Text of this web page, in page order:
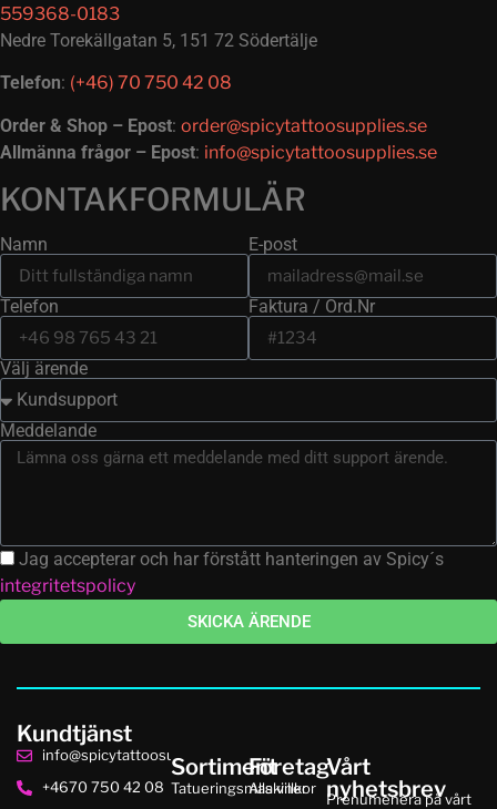
559368-0183
Nedre Torekällgatan 5, 151 72 Södertälje
Telefon: (+46) 70 750 42 08
Order & Shop – Epost: order@spicytattoosupplies.se
Allmänna frågor – Epost: info@spicytattoosupplies.se
KONTAKFORMULÄR
Namn E-post
Telefon Faktura / Ord.Nr
Välj ärende
Meddelande
Jag accepterar och har förstått hanteringen av Spicy´s
integritetspolicy
SKICKA ÄRENDE
Kundtjänst
info@spicytattoosupplies.se
+4670 750 42 08
Sortiment
Tatueringsmaskiner
Företag
Alla villkor
Vårt
nyhetsbrev
Prenumenera på vårt